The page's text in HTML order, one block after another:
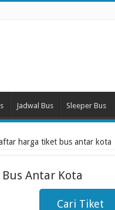
Jadwal Bus Sleeper Bus
harga tiket bus antar kota
Antar Kota
Cari Tiket